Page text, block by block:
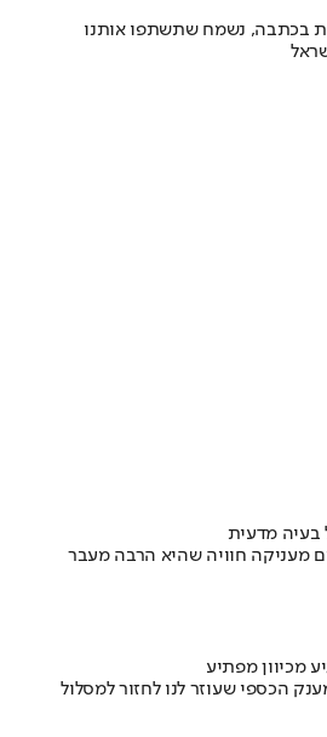
בכתבה, נשמח שתשתפו אותנו
בעיה מדעית
מעניקה חוויה שהיא הרבה מעבר
מכיוון מפתיע
הכספי שעוזר לנו לחזור למסלול